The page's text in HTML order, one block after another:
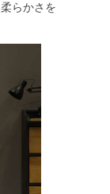
らかさを